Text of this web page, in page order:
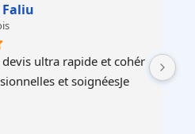
ultra rapide et cohérent,
et soignéesJe